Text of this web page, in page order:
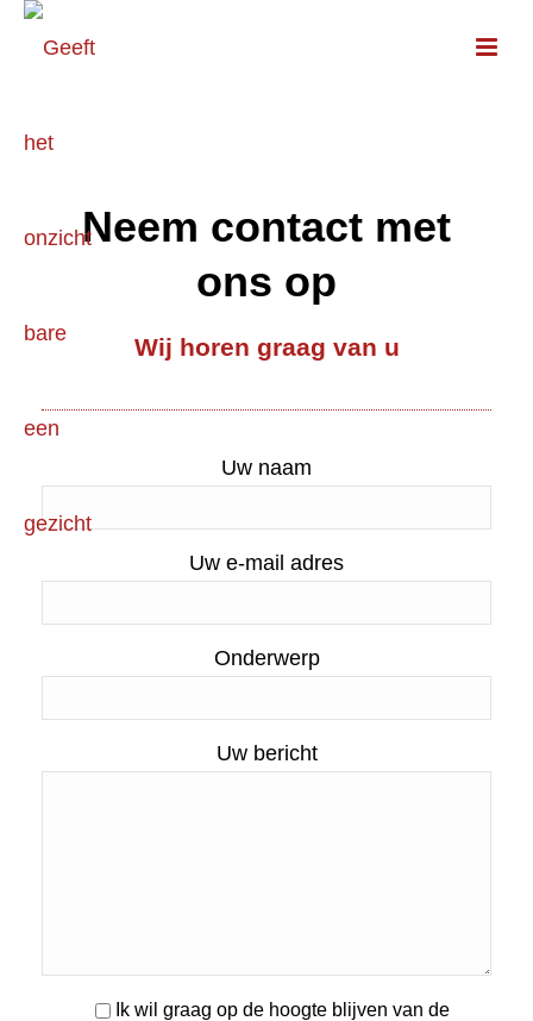
Neem contact met
ons op
Wij horen graag van u
Uw naam
Uw e-mail adres
Onderwerp
Uw bericht
Ik wil graag op de hoogte blijven van de